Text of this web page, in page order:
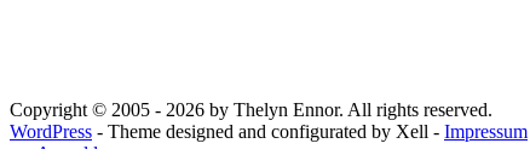
Copyright © 2005 - 2026 by Thelyn Ennor. All rights reserved.
WordPress - Theme designed and configurated by Xell - Impressum